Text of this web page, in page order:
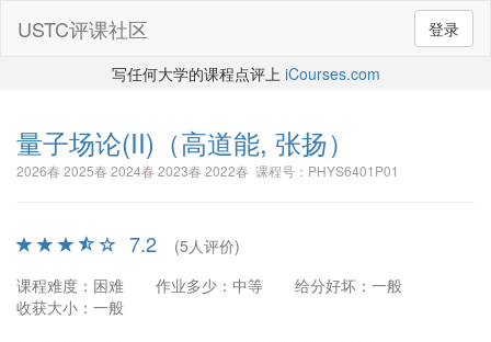
登录
USTC评课社区
写任何大学的课程点评上 iCourses.com
量子场论(II) （高道能, 张扬）
2026春 2025春 2024春 2023春 2022春 课程号：PHYS6401P01
7.2
(5人评价)
课程难度：困难
作业多少：中等
给分好坏：一般
收获大小：一般